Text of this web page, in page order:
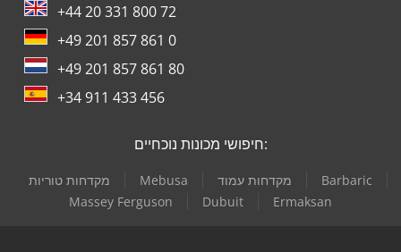
+44 20 331 800 72
+49 201 857 861 0
+49 201 857 861 80
+34 911 433 456
חיפושי מכונות נוכחיים:
מקדחות טוריות Mebusa מקדחות עמוד
Barbaric
Massey Ferguson
Dubuit Ermaksan